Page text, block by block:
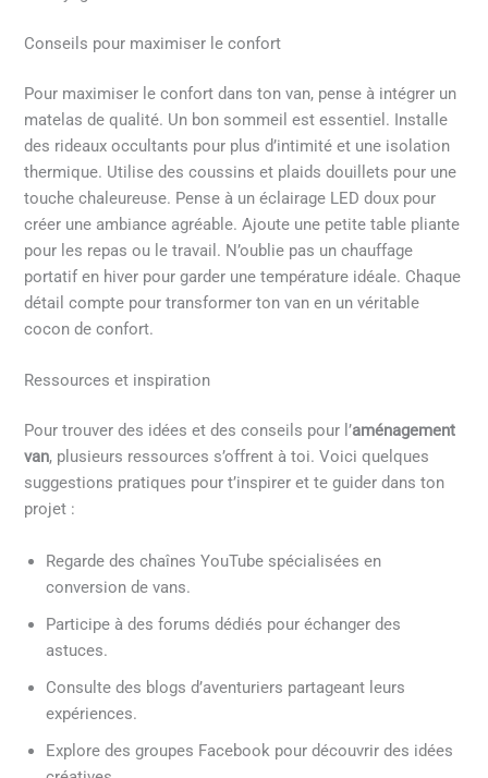
Conseils pour maximiser le confort
Pour maximiser le confort dans ton van, pense à intégrer un
matelas de qualité. Un bon sommeil est essentiel. Installe
des rideaux occultants pour plus d’intimité et une isolation
thermique. Utilise des coussins et plaids douillets pour une
touche chaleureuse. Pense à un éclairage LED doux pour
créer une ambiance agréable. Ajoute une petite table pliante
pour les repas ou le travail. N’oublie pas un chauffage
portatif en hiver pour garder une température idéale. Chaque
détail compte pour transformer ton van en un véritable
cocon de confort.
Ressources et inspiration
Pour trouver des idées et des conseils pour l’aménagement
van, plusieurs ressources s’offrent à toi. Voici quelques
suggestions pratiques pour t’inspirer et te guider dans ton
projet :
Regarde des chaînes YouTube spécialisées en
conversion de vans.
Participe à des forums dédiés pour échanger des
astuces.
Consulte des blogs d’aventuriers partageant leurs
expériences.
Explore des groupes Facebook pour découvrir des idées